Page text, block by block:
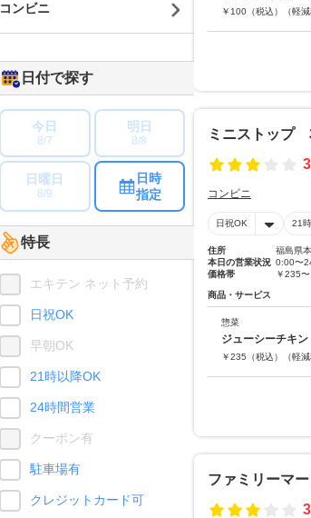
￥ 100 （税込） （軽
ミニストップ
コンビニ
日祝OK 21
住所
福島県
本日の営業状況 0:00〜
価格帯
￥235
商品・サービス
惣菜
ジューシーチキン
￥235 （税込） （軽
ファミリーマ
コンビニ
日付で探す
今日
8/7
明日
8/8
日曜日
8/9
日時
指定
特長
エキテン ネット予約
日祝OK
早朝OK
21時以降OK
24時間営業
クーポン有
駐車場有
クレジットカード可